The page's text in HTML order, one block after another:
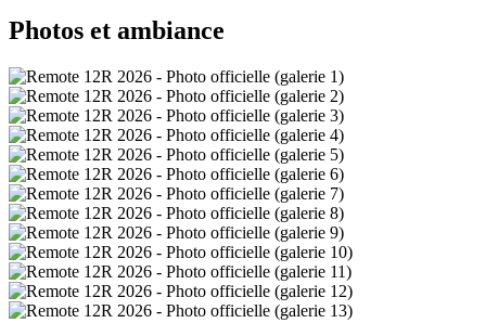
Photos et ambiance